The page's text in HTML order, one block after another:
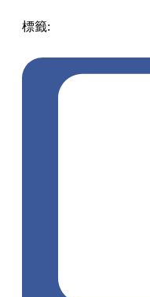
標籤: